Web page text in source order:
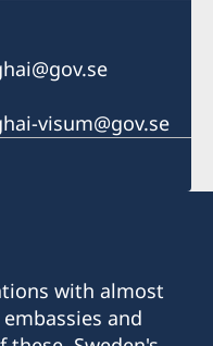
visum@gov.se
with almost
and